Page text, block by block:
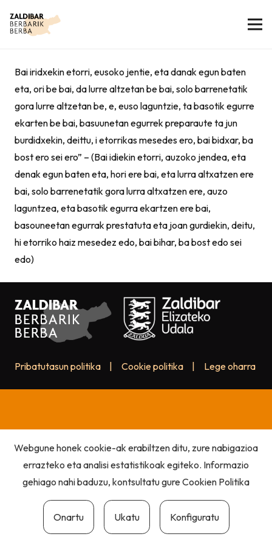
Bai iridxekin etorri, eusoko jentie, eta danak egun baten
eta, ori be bai, da lurre altzetan be bai, solo barrenetatik
gora lurre altzetan be, e, euso laguntzie, ta basotik egurre
ekarten be bai, basuunetan egurrek preparaute ta jun
burdidxekin, deittu, i etorrikas mesedes ero, bai bidxar, ba
bost ero sei ero” – (Bai idiekin etorri, auzoko jendea, eta
denak egun baten eta, hori ere bai, eta lurra altxatzen ere
bai, solo barrenetatik gora lurra altxatzen ere, auzo
laguntzea, eta basotik egurra ekartzen ere bai,
basouneetan egurrak prestatuta eta joan gurdiekin, deitu,
hi etorriko haiz mesedez edo, bai bihar, ba bost edo sei
edo)
Pribatutasun politika Cookie politika Lege oharra
Webgune honek cookie-ak erabiltzen ditu, zure nabigazioa
errazteko eta analisi estatistikoak egiteko. Informazio
gehiago nahi baduzu, kontsultatu gureCookien Politika
Onartu Ukatu Konfiguratu